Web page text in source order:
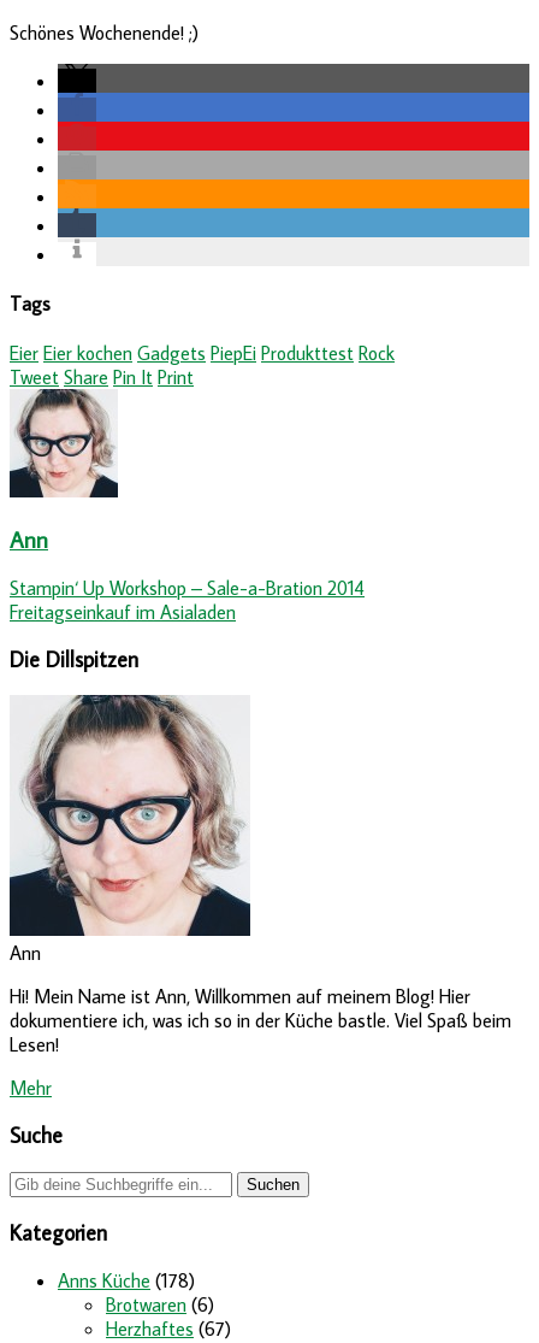
Schönes Wochenende! ;)
Tags
Eier Eier kochen Gadgets PiepEi Produkttest Rock
Tweet Share Pin It Print
Ann
Stampin‘ Up Workshop – Sale-a-Bration 2014
Freitagseinkauf im Asialaden
Die Dillspitzen
Ann
Hi! Mein Name ist Ann, Willkommen auf meinem Blog! Hier
dokumentiere ich, was ich so in der Küche bastle. Viel Spaß beim
Lesen!
Mehr
Suche
Kategorien
Anns Küche (178)
Brotwaren (6)
Herzhaftes (67)